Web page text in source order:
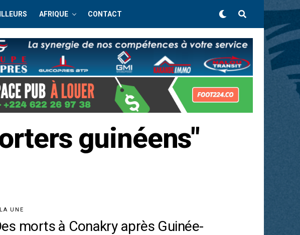
AFRIQUE CONTACT
guinéens"
UNE
morts à Conakry après Guinée-